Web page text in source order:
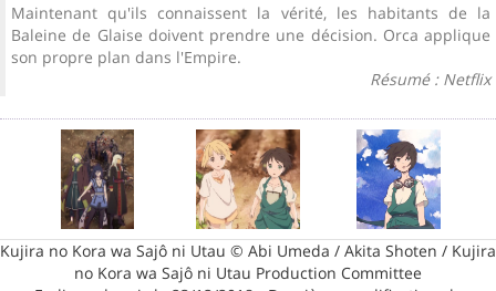
Maintenant qu'ils connaissent la vérité, les habitants de la
Baleine de Glaise doivent prendre une décision. Orca applique
son propre plan dans l'Empire.
Résumé : Netflix
Kujira no Kora wa Sajô ni Utau © Abi Umeda / Akita Shoten / Kujira
no Kora wa Sajô ni Utau Production Committee